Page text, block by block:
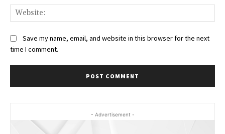
Save my name, email, and website in this browser for the next
time I comment.
- Advertisement -